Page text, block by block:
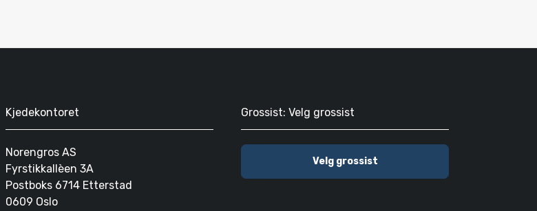
Kjedekontoret
Norengros AS
Fyrstikkallèen 3A
Postboks 6714 Etterstad
0609 Oslo
Grossist: Velg grossist
Velg grossist